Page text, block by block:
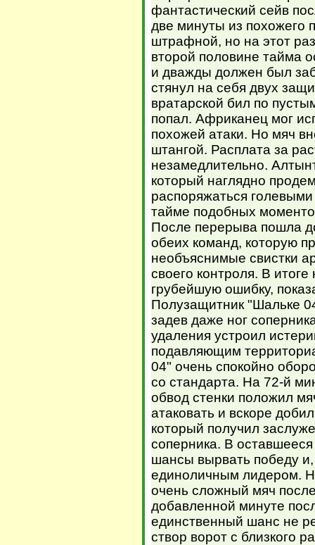
фантастический сейв
две минуты из похожего
штрафной, но на этот
второй половине тайма
и дважды должен был
стянул на себя двух
вратарской бил по
попал. Африканец мог
похожей атаки. Но мяч
штангой. Расплата за
незамедлительно.
который наглядно
распоряжаться
тайме подобных
После перерыва пошла
обеих команд, которую
необъяснимые свистки
своего контроля. В
грубейшую ошибку,
Полузащитник "Шальке
задев даже ног
удаления устроил
подавляющим
04" очень спокойно
со стандарта. На 72-й
обвод стенки положил
атаковать и вскоре
который получил
соперника. В
шансы вырвать победу
единоличным лидером.
очень сложный мяч
добавленной минуте
единственный шанс не
створ ворот с близкого